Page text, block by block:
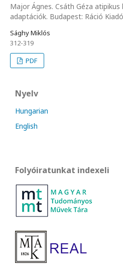
Major Ágnes. Csáth Géza
adaptációk. Budapest: Ráció
Sághy Miklós
312-319
PDF
Nyelv
Hungarian
English
Folyóiratunkat indexeli